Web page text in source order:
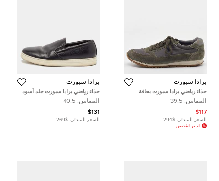
برادا سبورت
حذاء رياضي برادا سبورت بحافة
منخفضة نايلون وزمردي ورمادي
مقاس 39.5
المقاس: 39.5
$117
السعر المبدئي: $294
السعر المُخفض
برادا سبورت
حذاء رياضي برادا سبورت جلد أسود
سليب أون مقاس 42.5
المقاس: 40.5
$131
السعر المبدئي: $269